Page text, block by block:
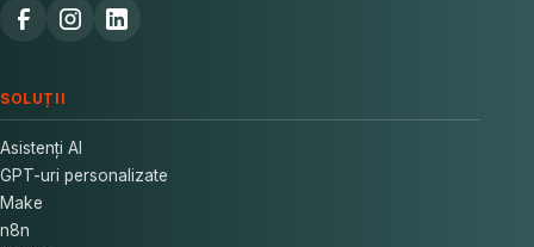
SOLUȚII
Asistenți AI
GPT-uri personalizate
Make
n8n